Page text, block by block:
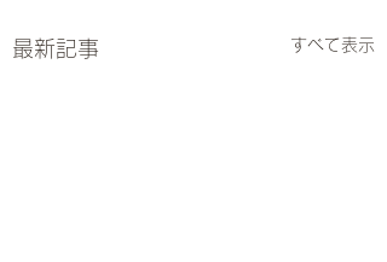
最新記事 すべて表示